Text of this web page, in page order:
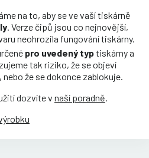
na to, aby se ve vaší tiskárně
. Verze čipů jsou co nejnovější,
neohrozila fungování tiskárny.
pro uvedený typtiskárny a
tak riziko, že se objeví
že se dokonce zablokuje.
dozvíte v naší poradně